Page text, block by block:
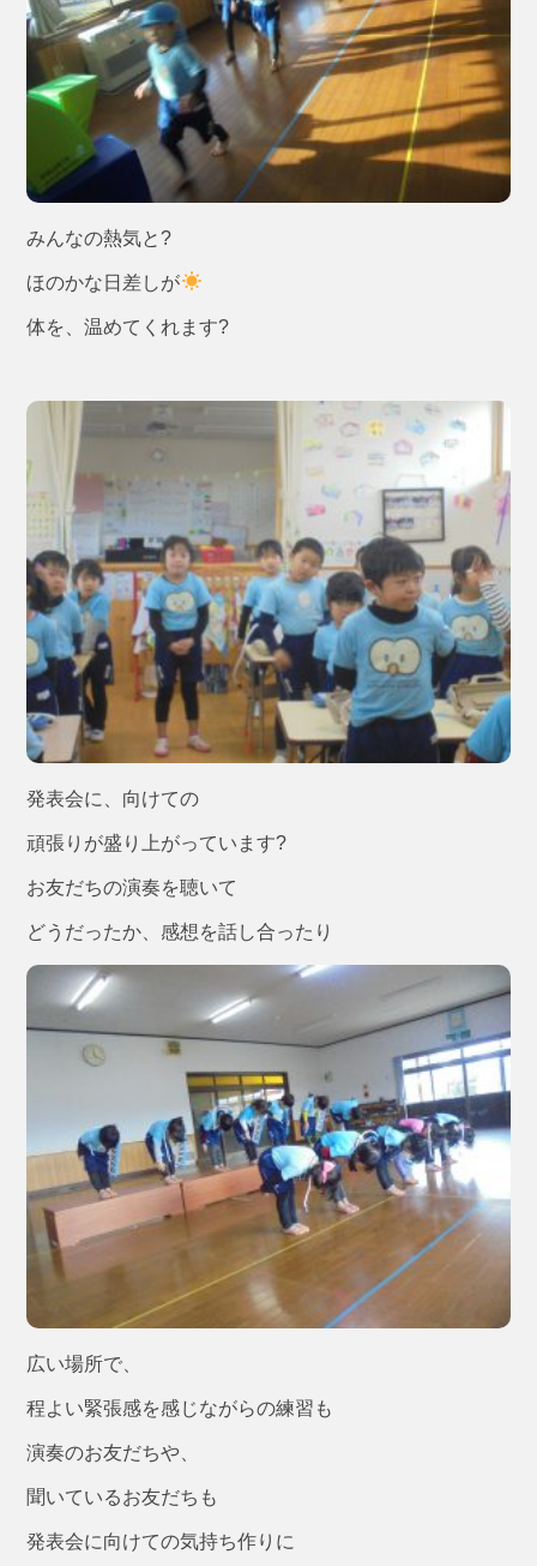
みんなの熱気と?
ほのかな日差しが
体を、温めてくれます?
発表会に、向けての
頑張りが盛り上がっています?
お友だちの演奏を聴いて
どうだったか、感想を話し合ったり
広い場所で、
程よい緊張感を感じながらの練習も
演奏のお友だちや、
聞いているお友だちも
発表会に向けての気持ち作りに